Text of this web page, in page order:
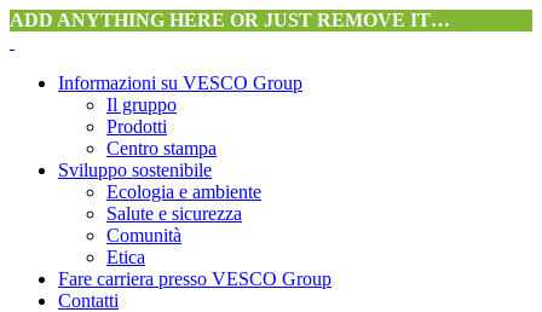
ADD ANYTHING HERE OR JUST REMOVE IT…
Informazioni su VESCO Group
Il gruppo
Prodotti
Centro stampa
Sviluppo sostenibile
Ecologia e ambiente
Salute e sicurezza
Comunità
Etica
Fare carriera presso VESCO Group
Contatti